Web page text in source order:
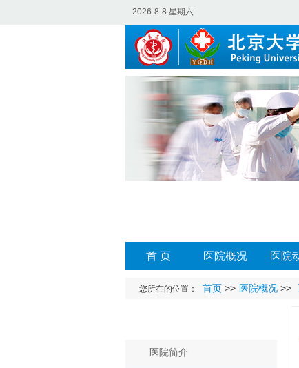
2026-8-8 星期六
首 页 医院概况 医院
您所在的位置： 首页 >> 医院概况 >>
医院简介